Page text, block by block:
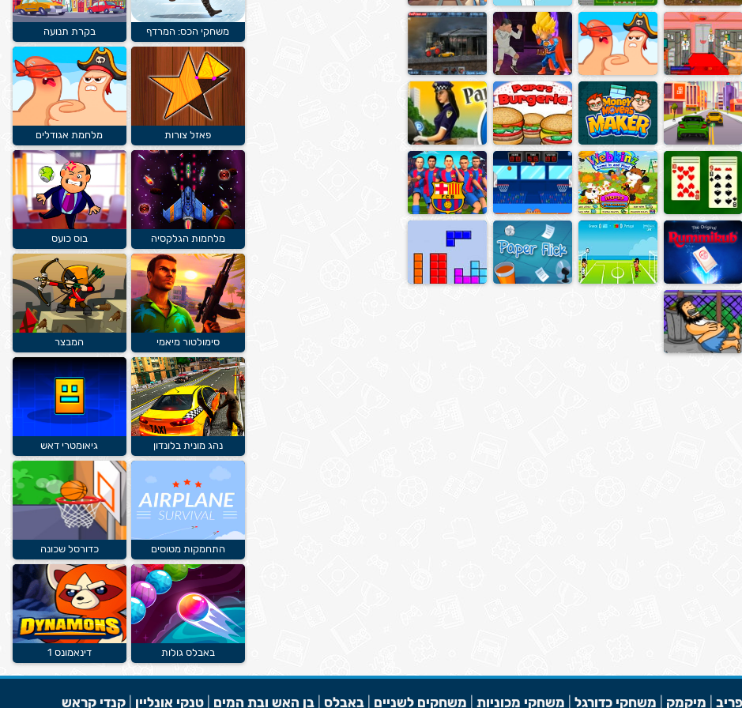
משחקי הכס: המרדף בקרת תנועה
פאזל צורות מלחמת אגודלים
מלחמות הגלקסיה בוס כועס
סימולטור מיאמי המבצר
נהג מונית בלונדון גיאומטרי דאש
התחמקות מטוסים כדורסל שכונה
באבלס גולות דינאמונס 1
פריב מיקמק משחקי כדורגל משחקי מכוניות משחקים לשניים באבלס בן האש ובת המים טנקי אונליין קנדי קראש